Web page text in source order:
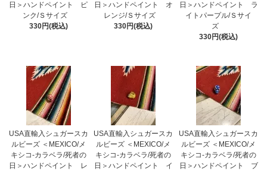
日＞ハンドペイント ピ
ンク/Ｓサイズ
330円(税込)
日＞ハンドペイント オ
レンジ/Ｓサイズ
330円(税込)
日＞ハンドペイント ラ
イトパープル/Ｓサイ
ズ
330円(税込)
USA直輸入シュガースカ
ルビーズ ＜MEXICO/メ
キシコ-カラベラ/死者の
日＞ハンドペイント レ
USA直輸入シュガースカ
ルビーズ ＜MEXICO/メ
キシコ-カラベラ/死者の
日＞ハンドペイント イ
USA直輸入シュガースカ
ルビーズ ＜MEXICO/メ
キシコ-カラベラ/死者の
日＞ハンドペイント ブ